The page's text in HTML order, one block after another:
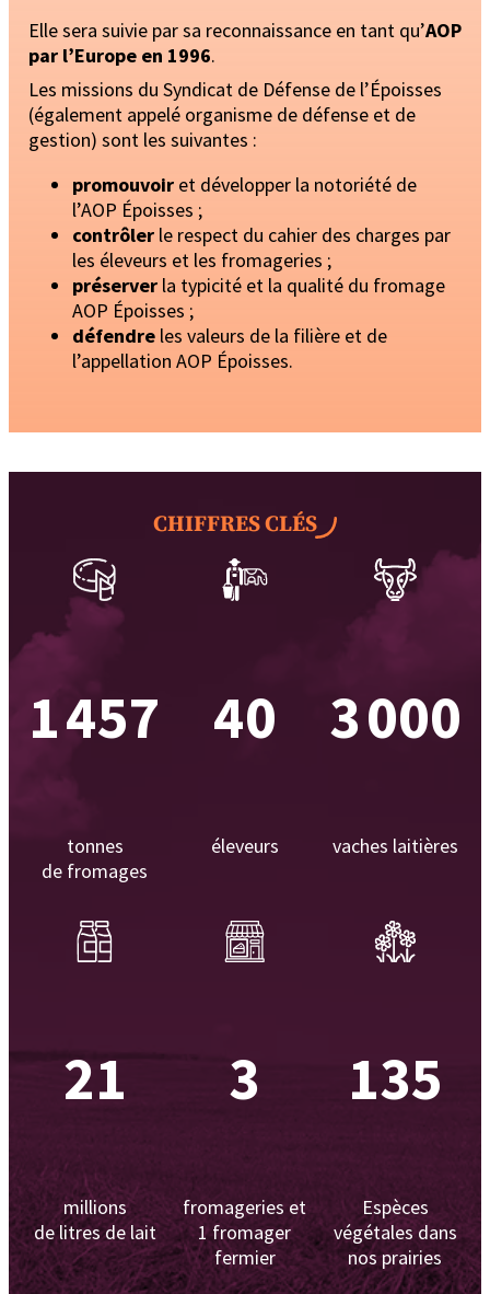
Elle sera suivie par sa reconnaissance en tant qu’AOP
par l’Europe en 1996.
Les missions du Syndicat de Défense de l’Époisses
(également appelé organisme de défense et de
gestion) sont les suivantes :
promouvoir et développer la notoriété de
l’AOP Époisses ;
contrôler le respect du cahier des charges par
les éleveurs et les fromageries ;
préserver la typicité et la qualité du fromage
AOP Époisses ;
défendre les valeurs de la filière et de
l’appellation AOP Époisses.
CHIFFRES CLÉS
1 457
tonnes
de fromages
40
éleveurs
3 000
vaches laitières
21
millions
de litres de lait
3
fromageries et
1 fromager
fermier
135
Espèces
végétales dans
nos prairies